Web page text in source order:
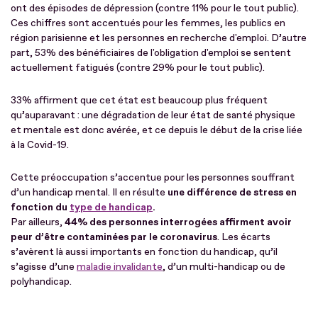
ont des épisodes de dépression (contre 11% pour le tout public).
Ces chiffres sont accentués pour les femmes, les publics en
région parisienne et les personnes en recherche d'emploi. D’autre
part, 53% des bénéficiaires de l'obligation d'emploi se sentent
actuellement fatigués (contre 29% pour le tout public).
33% affirment que cet état est beaucoup plus fréquent
qu’auparavant : une dégradation de leur état de santé physique
et mentale est donc avérée, et ce depuis le début de la crise liée
à la Covid-19.
Cette préoccupation s’accentue pour les personnes souffrant
d’un handicap mental. Il en résulte une différence de stress en
fonction du type de handicap.
Par ailleurs, 44% des personnes interrogées affirment avoir
peur d’être contaminées par le coronavirus. Les écarts
s’avèrent là aussi importants en fonction du handicap, qu’il
s’agisse d’une maladie invalidante, d’un multi-handicap ou de
polyhandicap.